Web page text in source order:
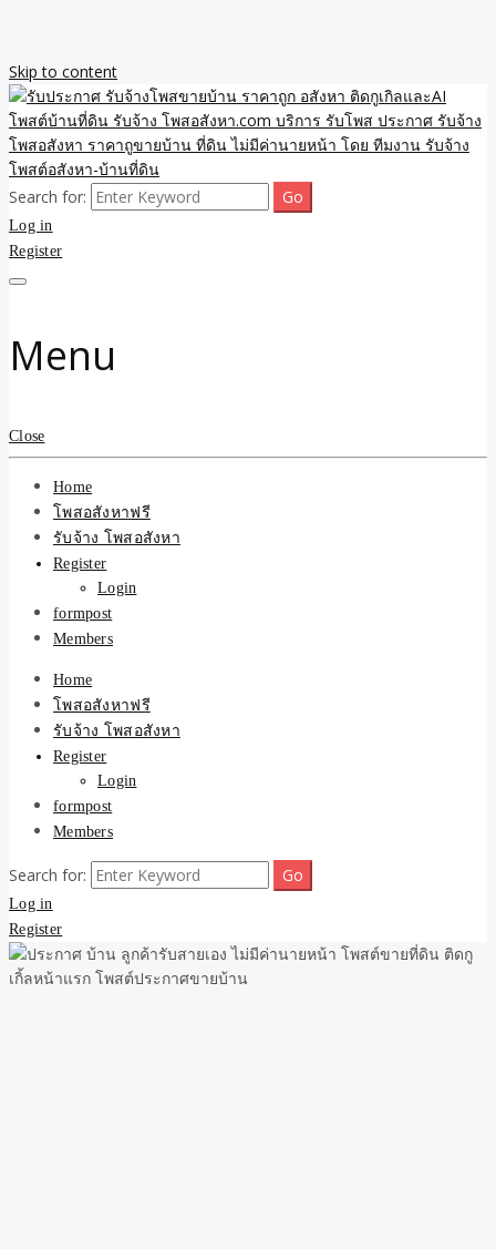
Skip to content
รับประกาศ รับจ้างโพสขาย
บ้าน ราคาถูก อสังหา ติดกู
รับจ้าง โพสอสังหา.com
บริการ รับโพส ประกาศ
รับจ้างโพสอสังหา ราคาถู
ขายบ้าน ที่ดิน ไม่มีค่านาย
หน้า โดย ทีมงาน รับจ้าง
โพสต์อสังหา-บ้านที่ดิน
รับจ้างโพสขายบ้าน ราคาถูก ประกาศ ขายอสังหา โฆษณา ไม่มีค่านาย
หน้า โพสอสังหา รับจ้างโพสขายบ้านบริการ รับจ้างโพสอสังหา ราคาถูก
ขายบ้าน ขายที่ดิน เว็บประกาศ โพส โฆษณา ลงประกาศฟรี
Search for:
Log in
Register
Menu
Close
Home
โพสอสังหาฟรี
รับจ้าง โพสอสังหา
Register
Login
formpost
Members
Home
โพสอสังหาฟรี
รับจ้าง โพสอสังหา
Register
Login
formpost
Members
Search for:
Log in
Register